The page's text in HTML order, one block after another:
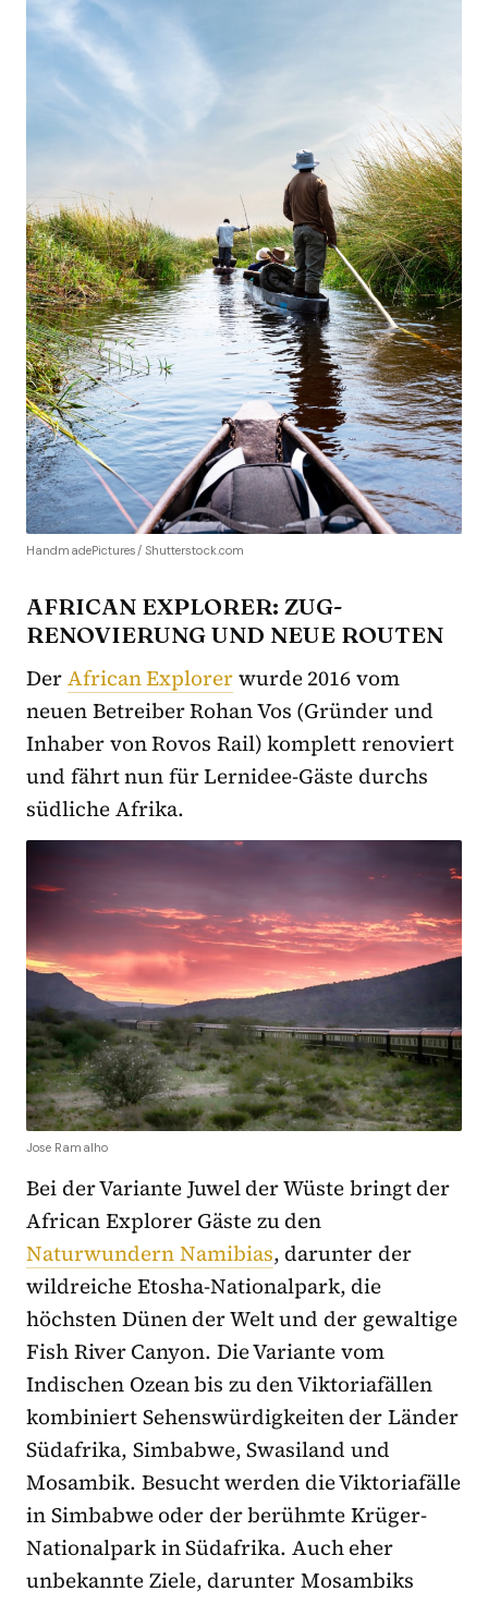
HandmadePictures/ Shutterstock.com
AFRICAN EXPLORER: ZUG-
RENOVIERUNG UND NEUE ROUTEN
DerAfrican Explorerwurde 2016 vom
neuen Betreiber Rohan Vos (Gründer und
Inhaber von Rovos Rail) komplett renoviert
und fährt nun für Lernidee-Gäste durchs
südliche Afrika.
Jose Ramalho
Bei der Variante Juwel der Wüste bringt der
African Explorer Gäste zu den
Naturwundern Namibias, darunter der
wildreiche Etosha-Nationalpark, die
höchsten Dünen der Welt und der gewaltige
Fish River Canyon. Die Variante vom
Indischen Ozean bis zu den Viktoriafällen
kombiniert Sehenswürdigkeiten der Länder
Südafrika, Simbabwe, Swasiland und
Mosambik. Besucht werden die Viktoriafälle
in Simbabwe oder der berühmte Krüger-
Nationalpark in Südafrika. Auch eher
unbekannte Ziele, darunter Mosambiks